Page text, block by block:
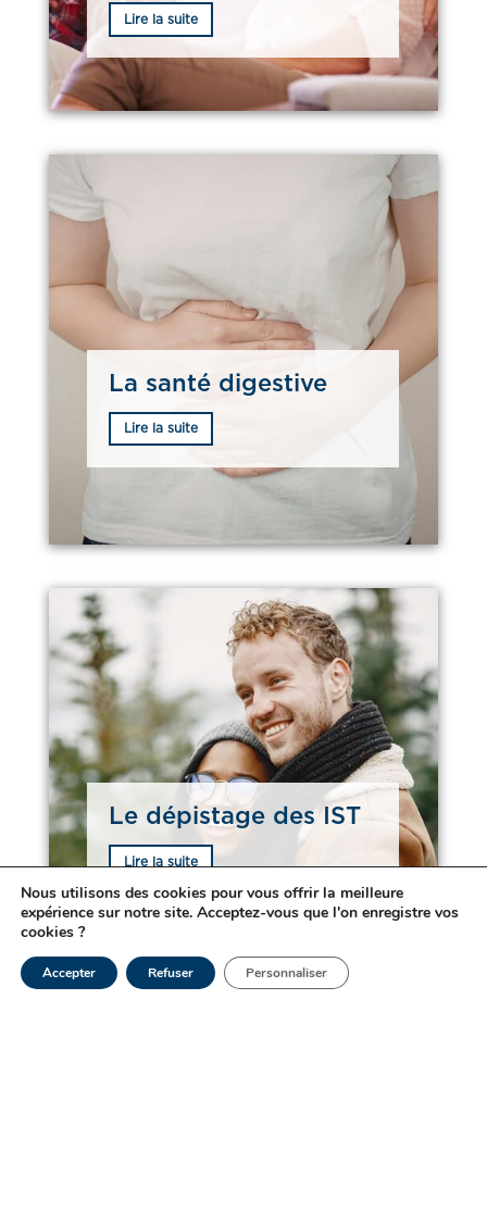
Lire la suite
La santé digestive
Lire la suite
Le dépistage des IST
Lire la suite
Nous utilisons des cookies pour vous offrir la meilleure
expérience sur notre site. Acceptez-vous que l'on enregistre vos
cookies ?
Accepter Refuser Personnaliser